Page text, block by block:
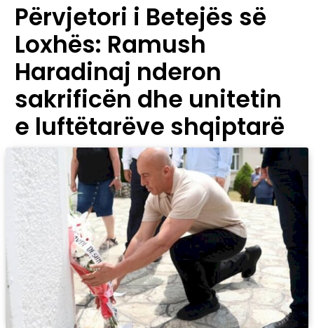
Përvjetori i Betejës së
Loxhës: Ramush
Haradinaj nderon
sakrificën dhe unitetin
e luftëtarëve shqiptarë